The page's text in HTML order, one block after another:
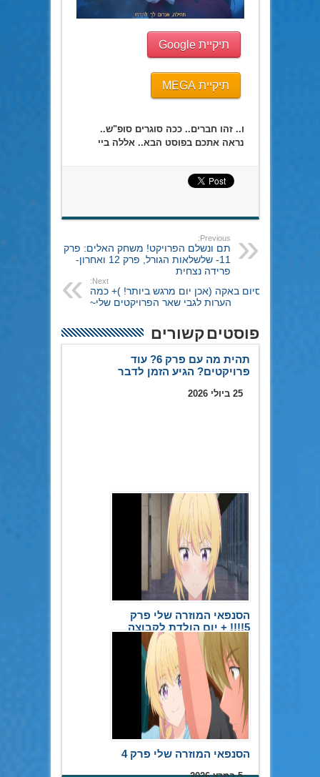
תיקיית Google
תיקיית MEGA
ו.. זהו חברים.. ככה סוגרים סופ"ש..
נראה אתכם בפוסט הבא.. אללה ביי
Previous:
תם ונשלם הפרויקט! משחק האלים: פרק
11- שלשלאות הגורל, פרק 12 ואחרון-
פרידה נצחית
Next:
סיום באקה (אכן יום מרגש ביותר! )+ כמה
הערות לגבי שאר הפרויקטים שלי~
פוסטים קשורים
תהית מה עם פרק 6? עוד
פרויקטים? הגיע הזמן לדבר
25 ביולי 2026
הסנפאי המוזרה שלי פרק
5!!!! + יום הולדת לקבוצה
20 במאי 2026
הסנפאי המוזרה שלי פרק 4